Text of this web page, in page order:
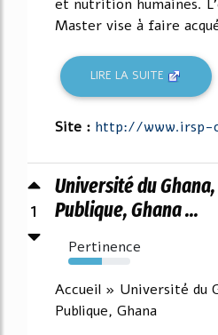
et nutrition humaines.
Master vise à faire
LIRE LA SUITE
Site : http://www.irsp-
1
Université du
Publique, Ghana ...
Pertinence
54%
Accueil » Université du
Publique, Ghana